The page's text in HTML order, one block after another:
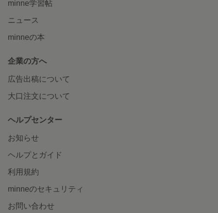
minne学習帖
ニュース
minneの本
企業の方へ
広告出稿について
大口注文について
ヘルプセンター
お知らせ
ヘルプとガイド
利用規約
minneのセキュリティ
お問い合わせ